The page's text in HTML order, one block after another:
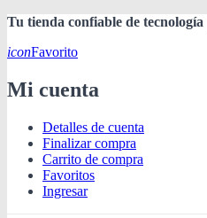
Tu tienda confiable de tecnología
iconFavorito
Mi cuenta
Detalles de cuenta
Finalizar compra
Carrito de compra
Favoritos
Ingresar